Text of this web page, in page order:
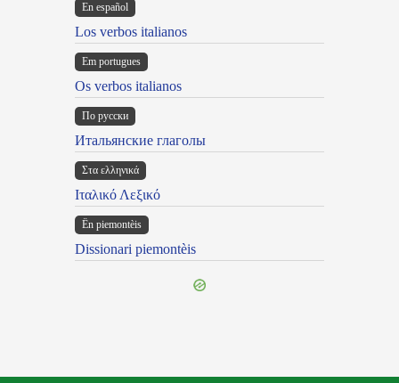
En español
Los verbos italianos
Em portugues
Os verbos italianos
По русски
Итальянские глаголы
Στα ελληνικά
Ιταλικό Λεξικό
Ën piemontèis
Dissionari piemontèis